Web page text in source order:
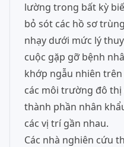
lường trong bất kỳ
bỏ sót các hồ sơ
nhạy dưới mức lý
cuộc gặp gỡ bệnh
khớp ngẫu nhiên
các môi trường đô
thành phần nhân
các vị trí gần nhau.
Các nhà nghiên cứu